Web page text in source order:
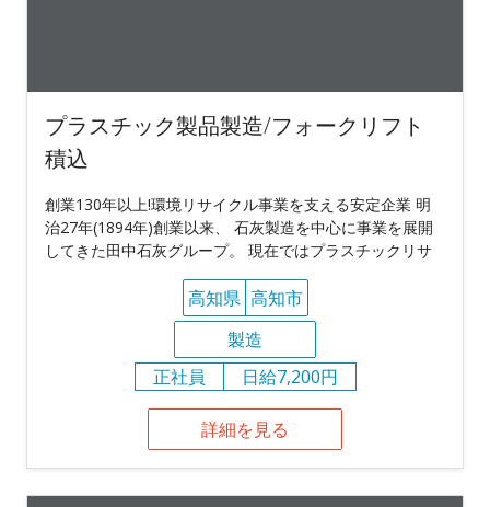
プラスチック製品製造/フォークリフト
積込
創業130年以上!環境リサイクル事業を支える安定企業 明
治27年(1894年)創業以来、 石灰製造を中心に事業を展開
してきた田中石灰グループ。 現在ではプラスチックリサ
高知県 高知市
製造
正社員
日給7,200円
詳細を見る